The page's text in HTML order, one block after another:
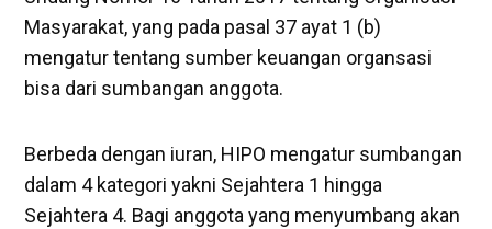
Masyarakat, yang pada pasal 37 ayat 1 (b)
mengatur tentang sumber keuangan organsasi
bisa dari sumbangan anggota.
Berbeda dengan iuran, HIPO mengatur sumbangan
dalam 4 kategori yakni Sejahtera 1 hingga
Sejahtera 4. Bagi anggota yang menyumbang akan